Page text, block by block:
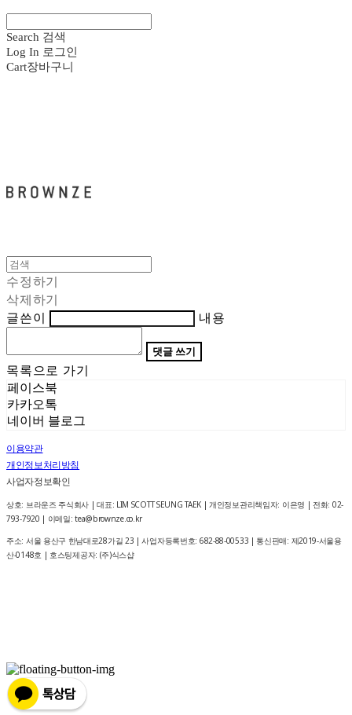
Search 검색
Log In 로그인
Cart장바구니
수정하기
삭제하기
글쓴이
내용
댓글 쓰기
목록으로 가기
페이스북
카카오톡
네이버 블로그
이용약관
개인정보처리방침
사업자정보확인
상호: 브라운즈 주식회사 | 대표: LIM SCOTT SEUNG TAEK | 개인정보관리책임자: 이은영 | 전화: 02-
793-7920 | 이메일: tea@brownze.co.kr
주소: 서울 용산구 한남대로28가길 23 | 사업자등록번호: 682-88-00533 | 통신판매: 제2019-서울용
산-0148호 | 호스팅제공자: (주)식스샵